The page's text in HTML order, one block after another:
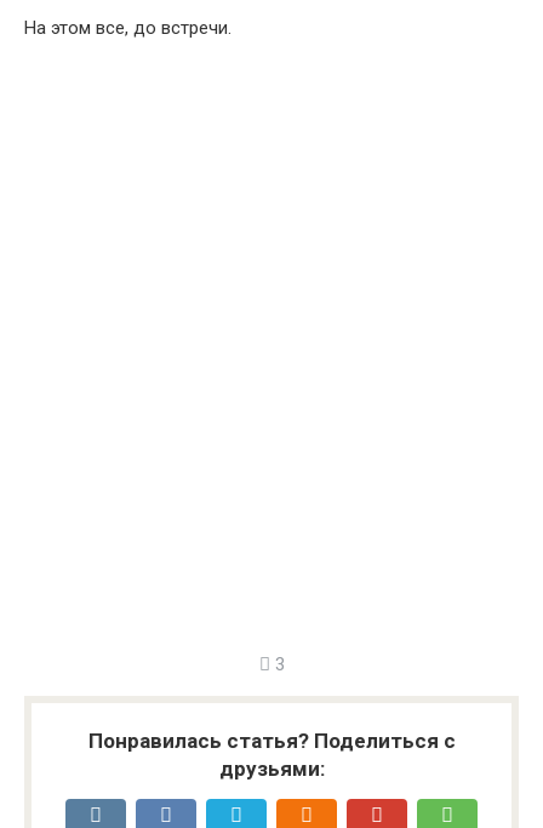
На этом все, до встречи.
3
Понравилась статья? Поделиться с
друзьями: